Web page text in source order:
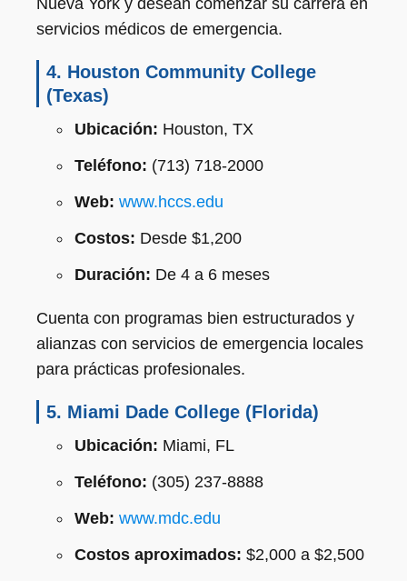
Nueva York y desean comenzar su carrera en
servicios médicos de emergencia.
4. Houston Community College
(Texas)
Ubicación: Houston, TX
Teléfono: (713) 718-2000
Web: www.hccs.edu
Costos: Desde $1,200
Duración: De 4 a 6 meses
Cuenta con programas bien estructurados y
alianzas con servicios de emergencia locales
para prácticas profesionales.
5. Miami Dade College (Florida)
Ubicación: Miami, FL
Teléfono: (305) 237-8888
Web: www.mdc.edu
Costos aproximados: $2,000 a $2,500